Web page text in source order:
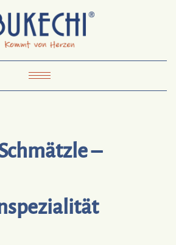
Pinterest
Mail
To
Bukechi
Datenschutz
Toggle
–